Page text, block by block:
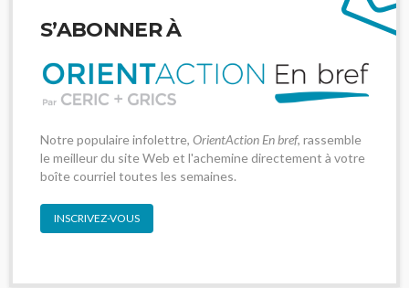
S’ABONNER À
Notre populaire infolettre, OrientAction En bref, rassemble
le meilleur du site Web et l'achemine directement à votre
boîte courriel toutes les semaines.
INSCRIVEZ-VOUS